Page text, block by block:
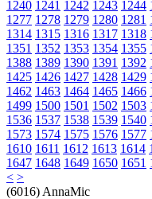
1240 1241 1242 1243 1244
1277 1278 1279 1280 1281
1314 1315 1316 1317 1318
1351 1352 1353 1354 1355
1388 1389 1390 1391 1392
1425 1426 1427 1428 1429
1462 1463 1464 1465 1466
1499 1500 1501 1502 1503
1536 1537 1538 1539 1540
1573 1574 1575 1576 1577
1610 1611 1612 1613 1614
1647 1648 1649 1650 1651
< >
(6016) AnnaMic